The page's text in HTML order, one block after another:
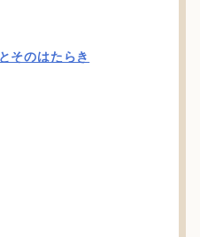
そのはたらき